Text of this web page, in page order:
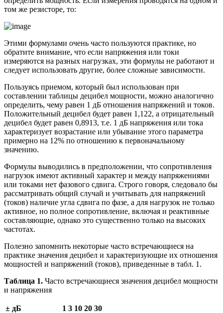
том же резисторе, то:
Этими формулами очень часто пользуются практике, но
обратите внимание, что если напряжения или токи
измеряются на разных нагрузках, эти формулы не работают и
следует использовать другие, более сложные зависимости.
Пользуясь приемом, который был использован при
составлении таблицы децибел мощности, можно аналогично
определить, чему равен 1 дБ отношения напряжений и токов.
Положительный децибел будет равен 1,122, а отрицательный
децибел будет равен 0,8913, т.е. 1 дБ напряжения или тока
характеризует возрастание или убывание этого параметра
примерно на 12% по отношению к первоначальному
значению.
Формулы выводились в предположении, что сопротивления
нагрузок имеют активный характер и между напряжениями
или токами нет фазового сдвига. Строго говоря, следовало бы
рассматривать общий случай и учитывать для напряжений
(токов) наличие угла сдвига по фазе, а для нагрузок не только
активное, но полное сопротивление, включая и реактивные
составляющие, однако это существенно только на высоких
частотах.
Полезно запомнить некоторые часто встречающиеся на
практике значения децибел и характеризующие их отношения
мощностей и напряжений (токов), приведенные в табл. 1.
Таблица 1. Часто встречающиеся значения децибел мощности
и напряжения
± дБ 1 3 10 20 30